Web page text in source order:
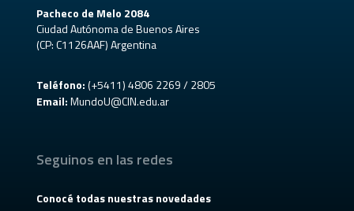
Pacheco de Melo 2084
Ciudad Autónoma de Buenos Aires
(CP: C1126AAF) Argentina
Teléfono:(+5411) 4806 2269 / 2805
Email: MundoU@CIN.edu.ar
Seguinos en las redes
Conocé todas nuestras novedades